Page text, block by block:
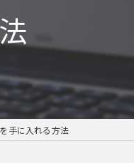
ボディケア
手に入れる方法